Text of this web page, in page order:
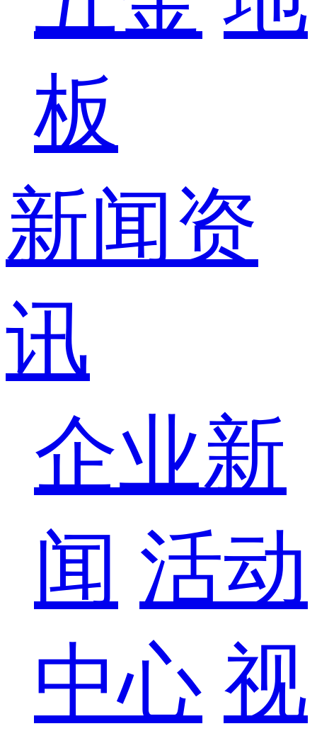
板
新闻资
讯
企业新
闻 活动
中心 视